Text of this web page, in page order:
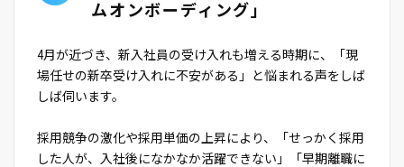
ムオンボーディング」
4月が近づき、新入社員の受け入れも増える時期に、「現
場任せの新卒受け入れに不安がある」と悩まれる声をしば
しば伺います。
採用競争の激化や採用単価の上昇により、「せっかく採用
した人が、入社後になかなか活躍できない」「早期離職に